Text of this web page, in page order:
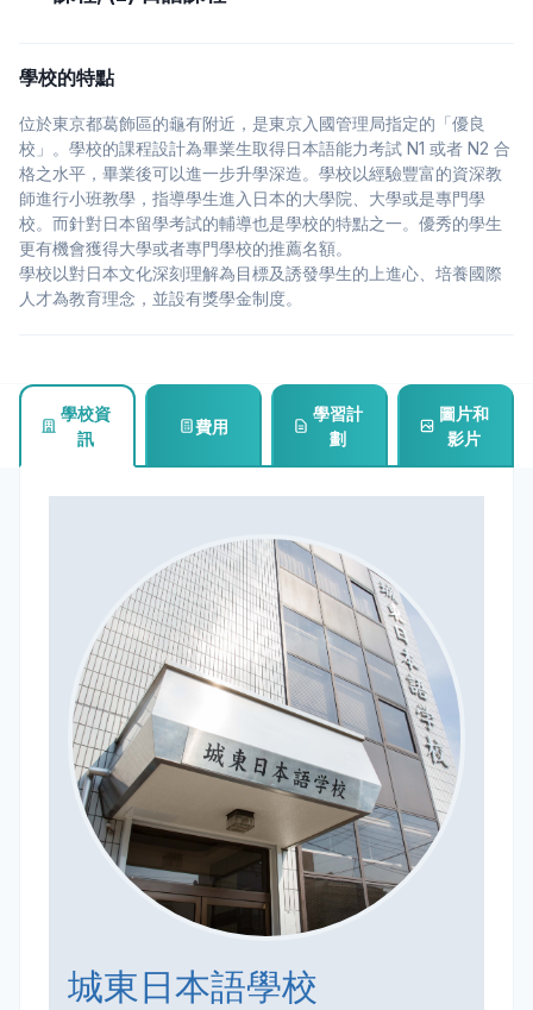
學校的特點
位於東京都葛飾區的龜有附近，是東京入國管理局指定的「優良
校」。學校的課程設計為畢業生取得日本語能力考試 N1 或者 N2 合
格之水平，畢業後可以進一步升學深造。學校以經驗豐富的資深教
師進行小班教學，指導學生進入日本的大學院、大學或是專門學
校。而針對日本留學考試的輔導也是學校的特點之一。優秀的學生
更有機會獲得大學或者專門學校的推薦名額。
學校以對日本文化深刻理解為目標及誘發學生的上進心、培養國際
人才為教育理念，並設有獎學金制度。
學校資
訊
費用
學習計
劃
圖片和
影片
城東日本語學校